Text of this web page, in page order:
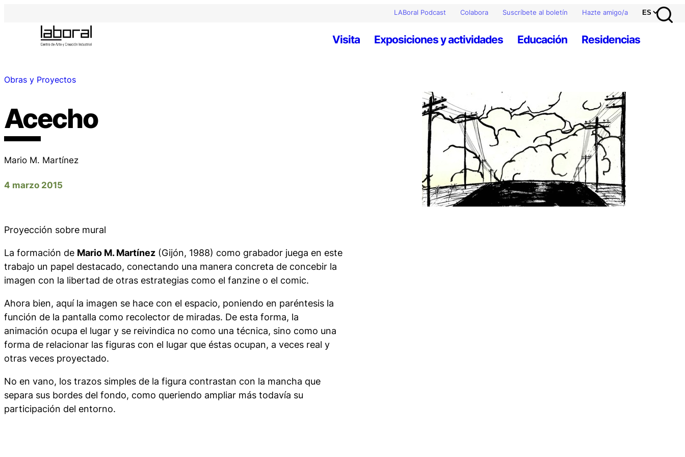
LABoral Podcast Colabora Suscríbete al boletín Hazte amigo/a
Visita Exposiciones y actividades Educación Residencias
Obras y Proyectos
Acecho
Mario M. Martínez
4 marzo 2015
Proyección sobre mural
La formación de Mario M. Martínez (Gijón, 1988) como grabador juega en este
trabajo un papel destacado, conectando una manera concreta de concebir la
imagen con la libertad de otras estrategias como el fanzine o el comic.
Ahora bien, aquí la imagen se hace con el espacio, poniendo en paréntesis la
función de la pantalla como recolector de miradas. De esta forma, la
animación ocupa el lugar y se reivindica no como una técnica, sino como una
forma de relacionar las figuras con el lugar que éstas ocupan, a veces real y
otras veces proyectado.
No en vano, los trazos simples de la figura contrastan con la mancha que
separa sus bordes del fondo, como queriendo ampliar más todavía su
participación del entorno.